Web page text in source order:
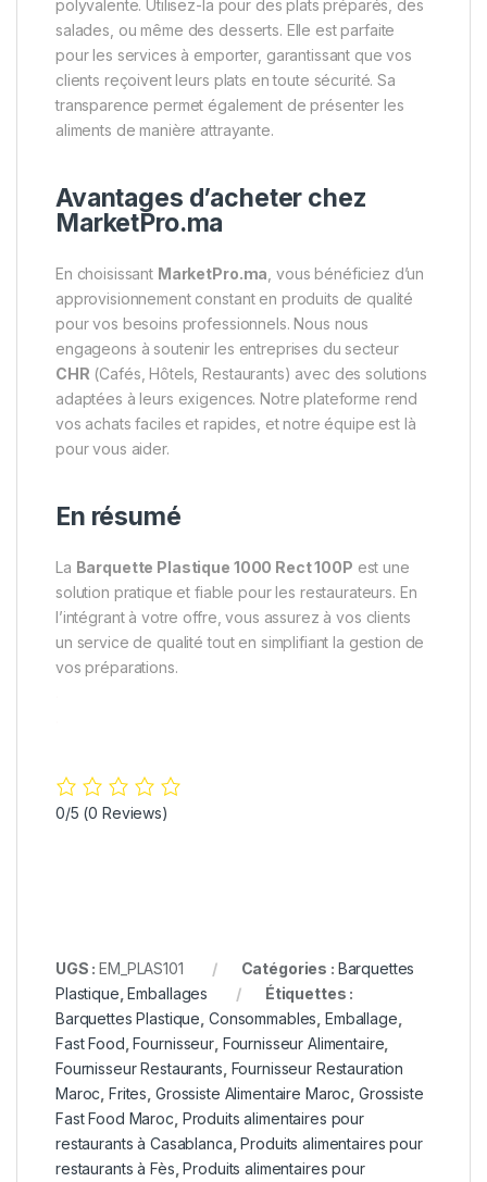
polyvalente. Utilisez-la pour des plats préparés, des
salades, ou même des desserts. Elle est parfaite
pour les services à emporter, garantissant que vos
clients reçoivent leurs plats en toute sécurité. Sa
transparence permet également de présenter les
aliments de manière attrayante.
Avantages d’acheter chez
MarketPro.ma
En choisissant MarketPro.ma , vous bénéficiez d’un
approvisionnement constant en produits de qualité
pour vos besoins professionnels. Nous nous
engageons à soutenir les entreprises du secteur
CHR (Cafés, Hôtels, Restaurants) avec des solutions
adaptées à leurs exigences. Notre plateforme rend
vos achats faciles et rapides, et notre équipe est là
pour vous aider.
En résumé
La Barquette Plastique 1000 Rect 100P est une
solution pratique et fiable pour les restaurateurs. En
l’intégrant à votre offre, vous assurez à vos clients
un service de qualité tout en simplifiant la gestion de
vos préparations.
0/5 (0 Reviews)
UGS :EM_PLAS101 Catégories : Barquettes
Plastique ,Emballages
Étiquettes :
Barquettes Plastique Consommables Emballage
Fast Food ,Fournisseur, Fournisseur Alimentaire
Fournisseur Restaurants Fournisseur Restauration
Maroc ,Frites Grossiste Alimentaire Maroc Grossiste
Fast Food Maroc Produits alimentaires pour
restaurants à Casablanca ,Produits alimentaires pour
restaurants à Fès ,Produits alimentaires pour